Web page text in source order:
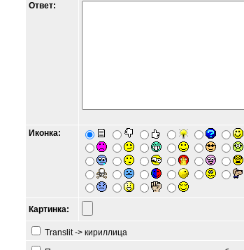
Ответ:
Иконка:
Картинка:
Translit -> кириллица